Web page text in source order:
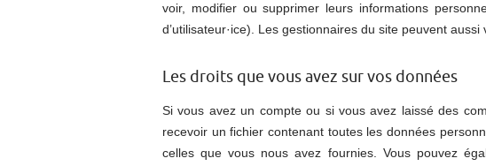
voir, modifier ou supprimer leurs informations
d’utilisateur·ice). Les gestionnaires du site peuvent
Les droits que vous avez sur vos données
Si vous avez un compte ou si vous avez laissé des
recevoir un fichier contenant toutes les données
celles que vous nous avez fournies. Vous pouvez